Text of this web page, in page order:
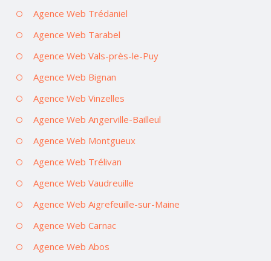
Agence Web Trédaniel
Agence Web Tarabel
Agence Web Vals-près-le-Puy
Agence Web Bignan
Agence Web Vinzelles
Agence Web Angerville-Bailleul
Agence Web Montgueux
Agence Web Trélivan
Agence Web Vaudreuille
Agence Web Aigrefeuille-sur-Maine
Agence Web Carnac
Agence Web Abos